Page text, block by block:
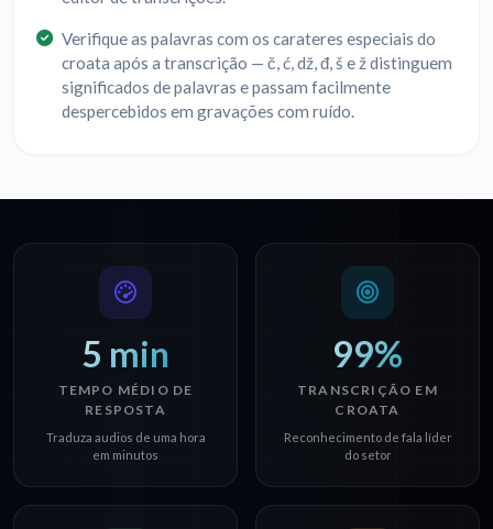
Verifique as palavras com os carateres especiais do
croata após a transcrição — č, ć, dž, đ, š e ž distinguem
significados de palavras e passam facilmente
despercebidos em gravações com ruído.
5 min
TEMPO MÉDIO DE
RESPOSTA
Traduza audios de uma hora
em minutos
99%
TRANSCRIÇÃO EM
CROATA
Reconhecimento de fala líder
do setor